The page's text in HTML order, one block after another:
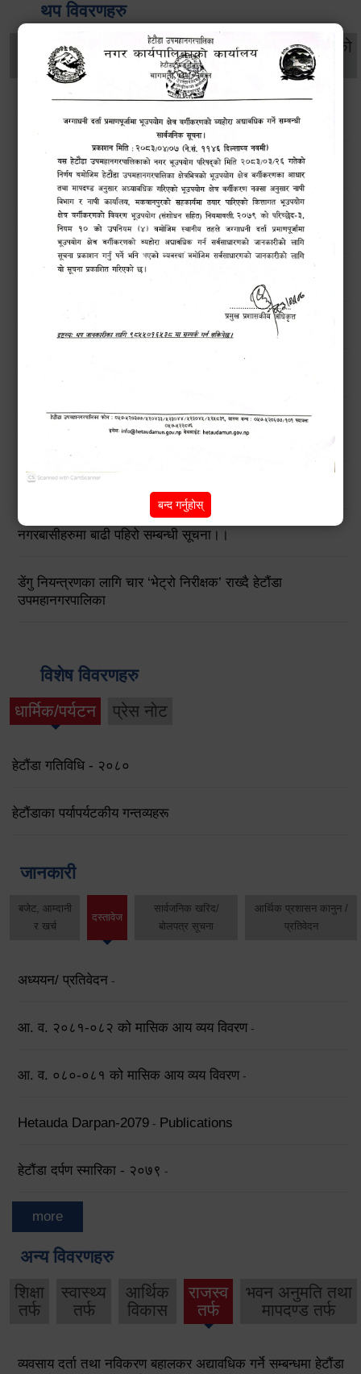
थप विवरणहरु
सामाजिक सुरक्षा तथा
व्यक्तिगत घटना दर्ता
महिला
विकास
वातावरण
सूचनाको
हक
सडक किनारमा फुलेका फूलले बढायो हेटौंडाको सौन्दर्य
उपमहानगर परिसरमा साता व्यापी सरसफाई अभियान सम्पन्न
खोला तथा किनारमा सवारी साधन धुन निषेध गरिएको अत्यन्त जरूरी
हेटौंडा उपमहानगरपालिकाको विपद् व्यवस्थापनरणनीतिक कार्ययोजना
बिन प्रयोगकर्ताहरुको लागि तालिम कार्यक्रम सम्बन्धी सार्वजनिक
हेटौंडाका चराहरु (Birds of Hetauda)
नगरबासीहरुमा बाढी पहिरो सम्बन्धी सूचना।।
डेंगु नियन्त्रणका लागि चार ‘भेट्रो निरीक्षक’ राख्दै हेटौंडा
उपमहानगरपालिका
विशेष विवरणहरु
धार्मिक/पर्यटन प्रेस नोट
हेटौंडा गतिविधि - २०८०
हेटौंडाका पर्यापर्यटकीय गन्तव्यहरू
जानकारी
बजेट, आम्दानी
र खर्च
दस्तावेज
सार्वजनिक खरिद/
बोलपत्र सूचना
आर्थिक प्रशासन कानुन /
प्रतिवेदन
अध्ययन/ प्रतिवेदन -
आ. व. २०८१-०८२ को मासिक आय व्यय विवरण -
आ. व. ०८०-०८१ को मासिक आय व्यय विवरण -
Hetauda Darpan-2079 - Publications
हेटौंडा दर्पण स्मारिका - २०७९ -
more
अन्य विवरणहरु
शिक्षा
तर्फ
स्वास्थ्य
तर्फ
आर्थिक
विकास
राजस्व
तर्फ
भवन अनुमति तथा
मापदण्ड तर्फ
व्यवसाय दर्ता तथा नविकरण बहालकर अद्यावधिक गर्ने सम्बन्धमा हेटौंडा
बन्द गर्नुहोस्